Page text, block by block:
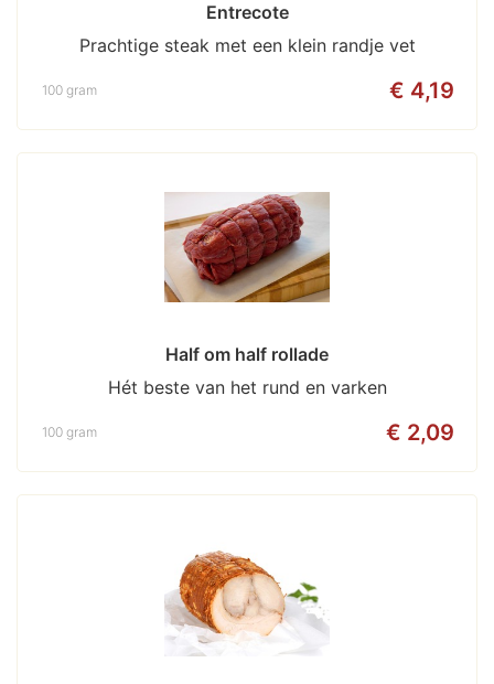
Entrecote
Prachtige steak met een klein randje vet
€ 4,19
100 gram
Half om half rollade
Hét beste van het rund en varken
€ 2,09
100 gram